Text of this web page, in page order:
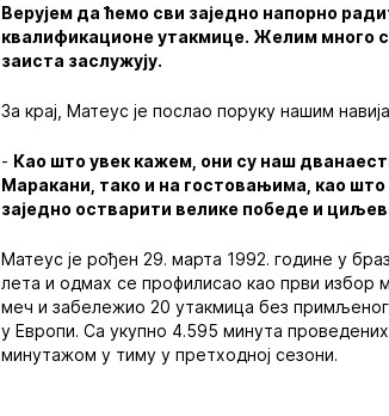
Верујем да ћемо сви заједно напорно
квалификационе утакмице. Желим много
заиста заслужују.
За крај, Матеус је послао поруку нашим
- Као што увек кажем, они су наш
Маракани, тако и на гостовањима, као
заједно остварити велике победе и
Матеус је рођен 29. марта 1992. године у
лета и одмах се профилисао као први избор
меч и забележио 20 утакмица без примљеног
у Европи. Са укупно 4.595 минута
минутажом у тиму у претходној сезони.